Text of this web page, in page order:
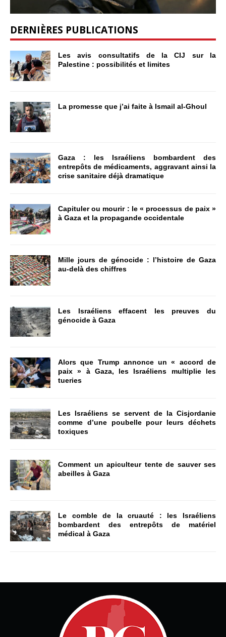
DERNIÈRES PUBLICATIONS
Les avis consultatifs de la CIJ sur la
Palestine : possibilités et limites
La promesse que j’ai faite à Ismail al-Ghoul
Gaza : les Israéliens bombardent des
entrepôts de médicaments, aggravant ainsi la
crise sanitaire déjà dramatique
Capituler ou mourir : le « processus de paix »
à Gaza et la propagande occidentale
Mille jours de génocide : l’histoire de Gaza
au-delà des chiffres
Les Israéliens effacent les preuves du
génocide à Gaza
Alors que Trump annonce un « accord de
paix » à Gaza, les Israéliens multiplie les
tueries
Les Israéliens se servent de la Cisjordanie
comme d’une poubelle pour leurs déchets
toxiques
Comment un apiculteur tente de sauver ses
abeilles à Gaza
Le comble de la cruauté : les Israéliens
bombardent des entrepôts de matériel
médical à Gaza